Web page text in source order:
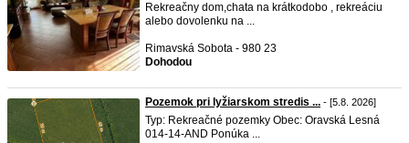
Rekreačny dom,chata na krátkodobo , rekreáciu
alebo dovolenku na ...
Rimavská Sobota - 980 23
Dohodou
Pozemok pri lyžiarskom stredis ... - [5.8. 2026]
Typ: Rekreačné pozemky Obec: Oravská Lesná
014-14-AND Ponúka ...